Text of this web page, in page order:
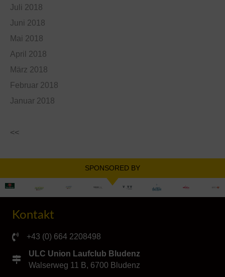
Juli 2018
Juni 2018
Mai 2018
April 2018
März 2018
Februar 2018
Januar 2018
<<
SPONSORED BY
Kontakt
+43 (0) 664 2208498
ULC Union Laufclub Bludenz
Walserweg 11 B, 6700 Bludenz